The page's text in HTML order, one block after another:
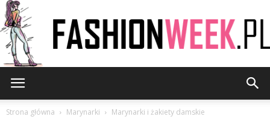
Strona główna Marynarki Marynarki i żakiety damskie